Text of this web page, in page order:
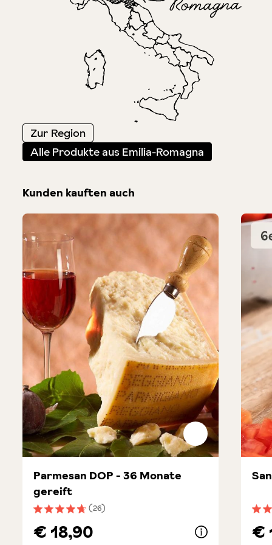
Zur Region
Alle Produkte aus Emilia-Romagna
Kunden kauften auch
Produktgalerie überspringen
Durchschnittliche Bewertung von 4.7 von 5 Sternen
(26)
Parmesan DOP - 36 Monate
gereift
€ 18,90 €